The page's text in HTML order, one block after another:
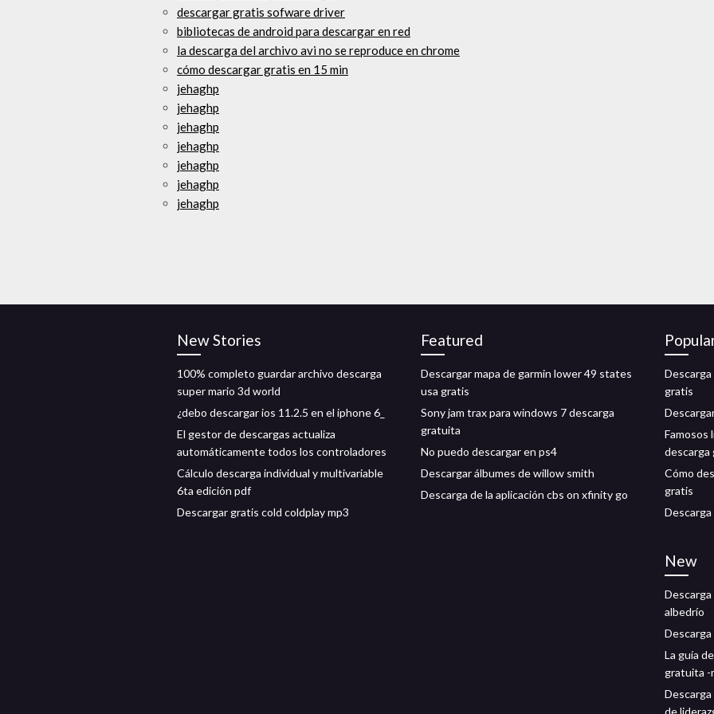
descargar gratis sofware driver
bibliotecas de android para descargar en red
la descarga del archivo avi no se reproduce en chrome
cómo descargar gratis en 15 min
jehaghp
jehaghp
jehaghp
jehaghp
jehaghp
jehaghp
jehaghp
New Stories
100% completo guardar archivo descarga
super mario 3d world
¿debo descargar ios 11.2.5 en el iphone 6_
El gestor de descargas actualiza
automáticamente todos los controladores
Cálculo descarga individual y multivariable
6ta edición pdf
Descargar gratis cold coldplay mp3
Featured
Descargar mapa de garmin lower 49 states
usa gratis
Sony jam trax para windows 7 descarga
gratuita
No puedo descargar en ps4
Descargar álbumes de willow smith
Descarga de la aplicación cbs on xfinity go
gratis
Famosos
descarga
Cómo
gratis
New
albedrío
La guía
gratuita -
de